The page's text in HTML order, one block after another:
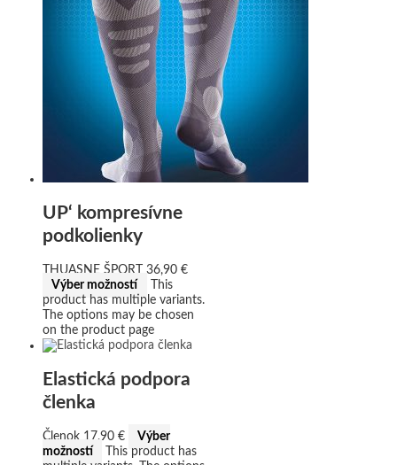
UP‘ kompresívne
podkolienky
THUASNE ŠPORT 36,90 €
Výber možností
This
product has multiple variants.
The options may be chosen
on the product page
Elastická podpora
členka
Členok 17,90 €
Výber
možností
This product has